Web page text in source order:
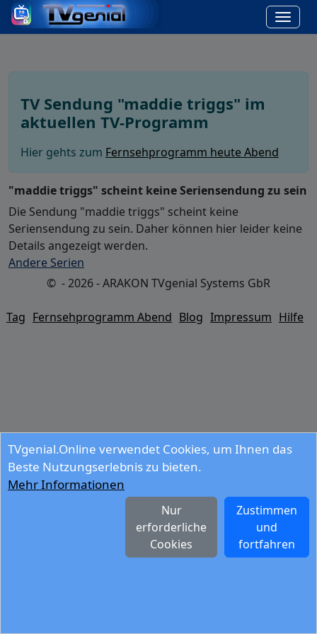
TVgenial.Online verwendet Cookies, um Ihnen das
Beste Nutzungserlebnis zu bieten.
Mehr Informationen
Zustimmen
und
fortfahren
Nur
erforderliche
Cookies
TV Sendung "maddie triggs" im
aktuellen TV-Programm
Hier gehts zum Fernsehprogramm heute Abend
"maddie triggs" scheint keine Seriensendung zu sein
Die Sendung "maddie triggs" scheint keine
Seriensendung zu sein. Daher können hier leider keine
Details angezeigt werden.
Andere Serien
© - 2026 - ARAKON TVgenial Systems GbR
Tag Fernsehprogramm Abend Blog Impressum Hilfe